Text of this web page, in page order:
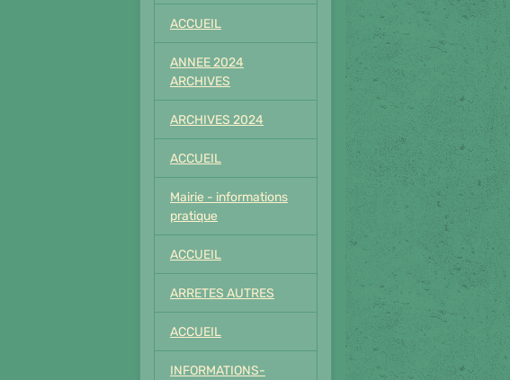
ACCUEIL
ANNEE 2024
ARCHIVES
ARCHIVES 2024
ACCUEIL
Mairie - informations
pratique
ACCUEIL
ARRETES AUTRES
ACCUEIL
INFORMATIONS-